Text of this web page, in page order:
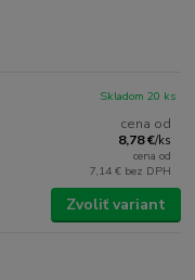
cena od
8,78 €/ks
cena od
7,14 € bez DPH
Skladom 20 ks
Zvoliť variant